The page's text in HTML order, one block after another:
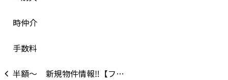
新規物件情報‼【フ…